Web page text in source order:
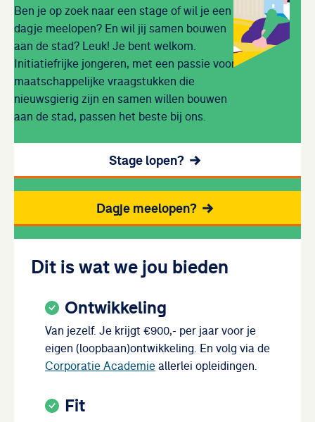
Ben je op zoek naar een stage of wil je een
dagje meelopen? En wil jij samen bouwen
aan de stad? Leuk! Je bent welkom.
Initiatiefrijke jongeren, met een passie voor
maatschappelijke vraagstukken die
nieuwsgierig zijn en samen willen bouwen
aan de stad, passen het beste bij ons.
Stage lopen?
Dagje meelopen?
Dit is wat we jou bieden
Ontwikkeling
Van jezelf. Je krijgt €900,- per jaar voor je
eigen (loopbaan)ontwikkeling. En volg via de
Corporatie Academie allerlei opleidingen.
Fit